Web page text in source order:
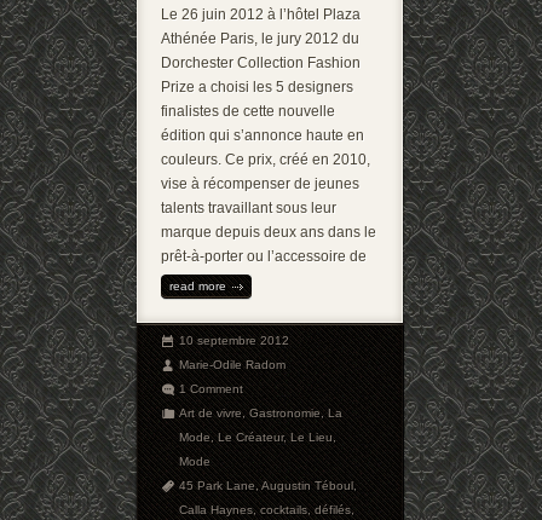
Le 26 juin 2012 à l’hôtel Plaza
Athénée Paris, le jury 2012 du
Dorchester Collection Fashion
Prize a choisi les 5 designers
finalistes de cette nouvelle
édition qui s’annonce haute en
couleurs. Ce prix, créé en 2010,
vise à récompenser de jeunes
talents travaillant sous leur
marque depuis deux ans dans le
prêt-à-porter ou l’accessoire de
read more
10 septembre 2012
Marie-Odile Radom
1 Comment
Art de vivre,Gastronomie,La
Mode,Le Créateur,Le Lieu,
Mode
45 Park Lane,Augustin Téboul,
Calla Haynes,cocktails,défilés,